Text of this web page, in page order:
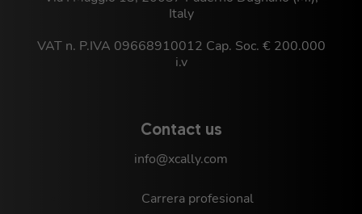
Italy
VAT n. P.IVA 09668910012 Cap. Soc. € 200.000
i.v
Contact us
info@xcally.com
Carrera profesional